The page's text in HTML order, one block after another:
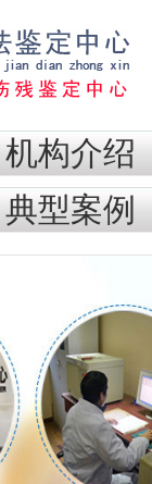
机构介绍
典型案例